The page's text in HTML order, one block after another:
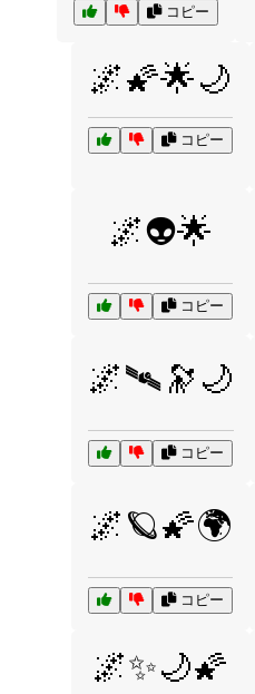
コピー
🌌🌠🌟🌙
コピー
🌌👽🌟
コピー
🌌🛰️🔭🌙
コピー
🌌🪐🌠🌍
コピー
🌌✨🌙🌠